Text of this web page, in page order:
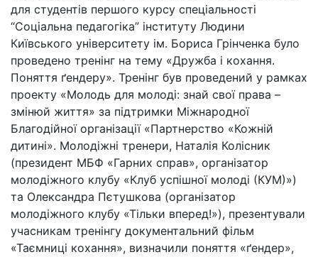
для студентів першого курсу спеціальності
“Соціальна педагогіка” інституту Людини
Київського університету ім. Бориса Грінченка було
проведено тренінг на тему «Дружба і кохання.
Поняття ґендеру». Тренінг був проведений у рамках
проекту «Молодь для молоді: знай свої права –
змінюй життя» за підтримки Міжнародної
Благодійної організації «Партнерство «Кожній
дитині». Молодіжні тренери, Наталія Колісник
(президент МБФ «Гарних справ», організатор
молодіжного клубу «Клуб успішної молоді (КУМ)»)
та Олександра Пєтушкова (організатор
молодіжного клубу «Тільки вперед!»), презентували
учасникам тренінгу документальний фільм
«Таємниці кохання», визначили поняття «ґендер»,